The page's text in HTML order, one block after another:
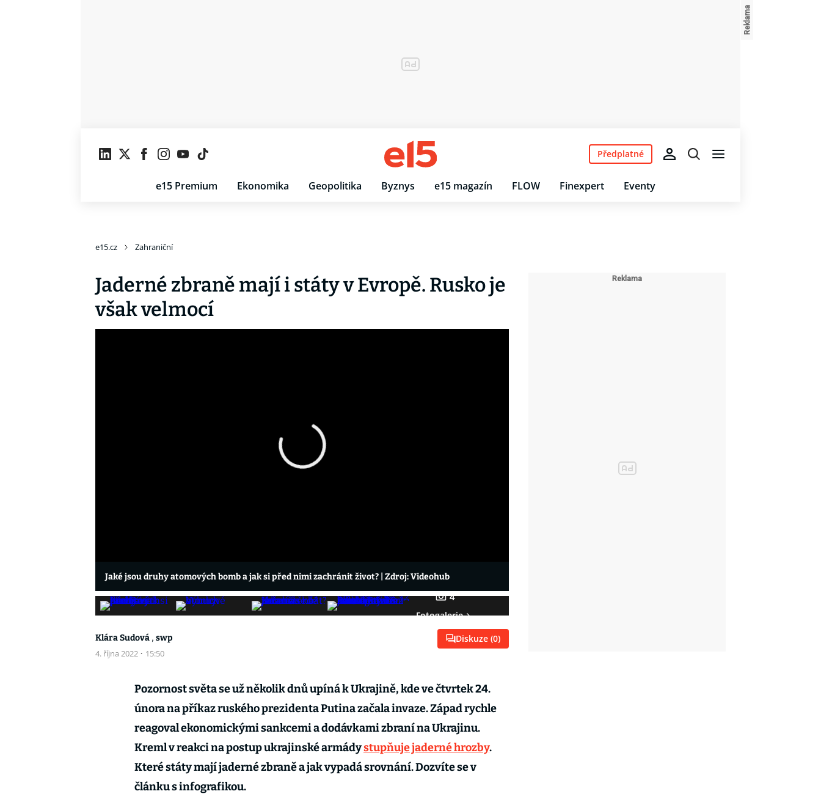
e15 Premium Ekonomika Geopolitika Byznys e15 magazín FLOW Finexpert Eventy
Předplatné
e15.cz Zahraniční
Jaderné zbraně mají i státy v Evropě. Rusko je
však velmocí
Jaké jsou druhy atomových bomb a jak si před nimi zachránit život? | Zdroj: Videohub
4
Fotogalerie
Klára Sudová , swp
4. října 2022 · 15:50
Diskuze (0)
Pozornost světa se už několik dnů upíná k Ukrajině, kde ve čtvrtek 24.
února na příkaz ruského prezidenta Putina začala invaze. Západ rychle
reagoval ekonomickými sankcemi a dodávkami zbraní na Ukrajinu.
Kreml v reakci na postup ukrajinské armádystupňuje jaderné hrozby.
Které státy mají jaderné zbraně a jak vypadá srovnání. Dozvíte se v
článku s infografikou.